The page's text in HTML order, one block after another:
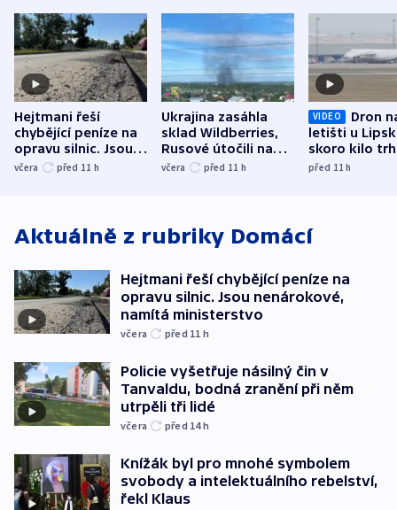
Hejtmani řeší
chybějící peníze na
opravu silnic. Jsou
nenárokové, namítá
včera před 11 h
Ukrajina zasáhla
sklad Wildberries,
Rusové útočili na
trh, hasiče či
včera před 11 h
VIDEO
Dron
letišti u
skoro kilo
indicie
před 11h
Aktuálně z rubriky Domácí
Hejtmani řeší chybějící peníze na
opravu silnic. Jsou nenárokové,
namítá ministerstvo
včera před 11 h
Policie vyšetřuje násilný čin v
Tanvaldu, bodná zranění při něm
utrpěli tři lidé
včera před 14h
Knížák byl pro mnohé symbolem
svobody a intelektuálního rebelství,
řekl Klaus